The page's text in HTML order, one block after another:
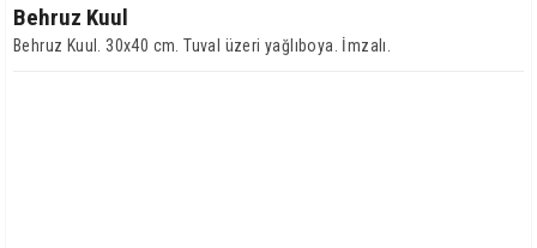
Behruz Kuul
Behruz Kuul. 30x40 cm. Tuval üzeri yağlıboya. İmzalı.